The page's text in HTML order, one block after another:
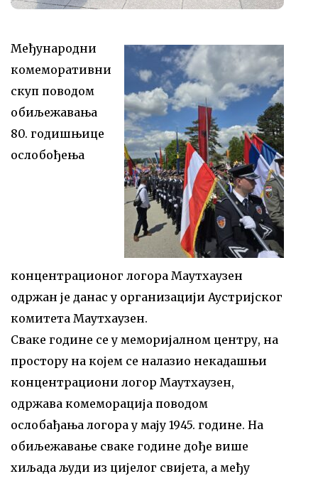
Међународни
комеморативни
скуп поводом
обиљежавања
80. годишњице
ослобођења
концентрационог логора Маутхаузен
одржан је данас у организацији Аустријског
комитета Маутхаузен.
Сваке године се у меморијалном центру, на
простору на којем се налазио некадашњи
концентрациони логор Маутхаузен,
одржава комеморација поводом
ослобађања логора у мају 1945. године. На
обиљежавање сваке године дође више
хиљада људи из цијелог свијета, а међу